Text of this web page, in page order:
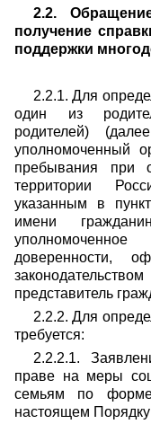
2.2.
получение
поддержки
2.2.1. Для
один из
родителей)
уполномоченный
пребывания при
территории
указанным в
имени
доверенности,
представитель
2.2.2. Для
требуется:
2.2.2.1.
праве на меры
семьям по
настоящем